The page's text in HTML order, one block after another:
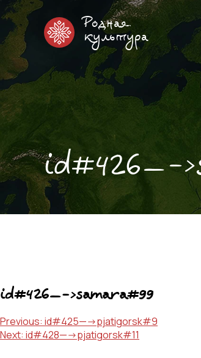
Родная
культура
id#426—-
id#426—->samara#99
Навигация
по
Previous: id#425—->pjatigorsk#9
Next: id#428—->pjatigorsk#11